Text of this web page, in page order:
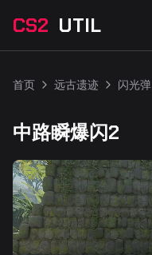
CS2 UTIL
首页 远古遗迹 闪光弹
中路瞬爆闪2